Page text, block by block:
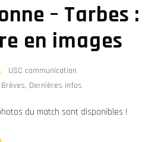
– Tarbes :
en images
USC communication
Brèves, Dernières infos
du match sont disponibles !